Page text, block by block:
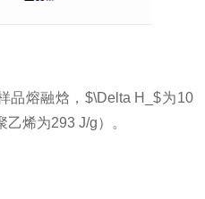
熔融焓，$\Delta H_$为10
烯为293 J/g）。